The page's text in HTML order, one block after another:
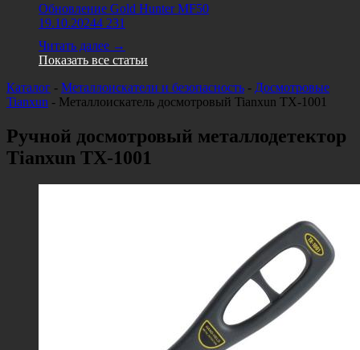
Обновление Gold Hunter MF50
19.10.20244 231
Читать далее →
Показать все статьи
Каталог - Металлоискатели и безопасность - Досмотровые
Tianxun - Металлоискатель досмотровый Tianxun ТХ-1001
Ручной досмотровый металлодетектор
Tianxun ТХ-1001